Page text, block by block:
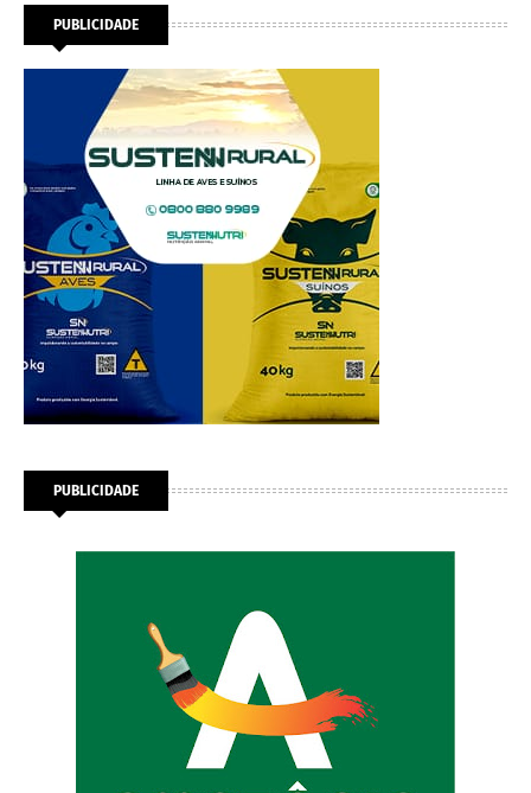
PUBLICIDADE
PUBLICIDADE